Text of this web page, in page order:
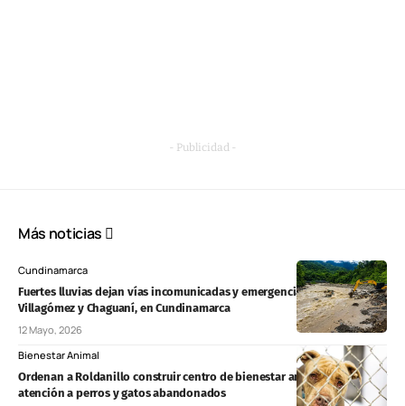
- Publicidad -
Más noticias
Cundinamarca
Fuertes lluvias dejan vías incomunicadas y emergencias en Medina,
Villagómez y Chaguaní, en Cundinamarca
12 Mayo, 2026
Bienestar Animal
Ordenan a Roldanillo construir centro de bienestar animal y fortalecer
atención a perros y gatos abandonados